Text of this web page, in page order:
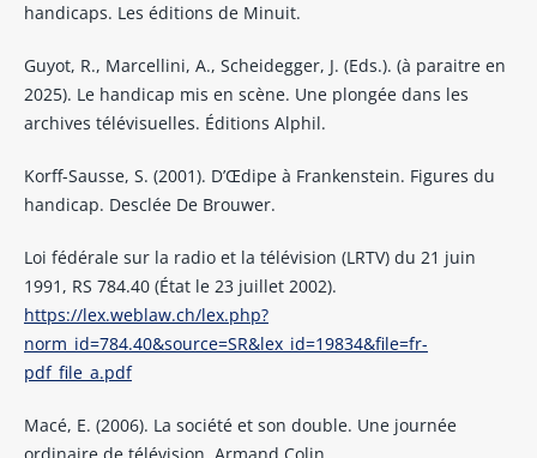
handicaps. Les éditions de Minuit.
Guyot, R., Marcellini, A., Scheidegger, J. (Eds.). (à paraitre en
2025). Le handicap mis en scène. Une plongée dans les
archives télévisuelles. Éditions Alphil.
Korff-Sausse, S. (2001). D’Œdipe à Frankenstein. Figures du
handicap. Desclée De Brouwer.
Loi fédérale sur la radio et la télévision (LRTV) du 21 juin
1991, RS 784.40 (État le 23 juillet 2002).
https://lex.weblaw.ch/lex.php?
norm_id=784.40&source=SR&lex_id=19834&file=fr-
pdf_file_a.pdf
Macé, E. (2006). La société et son double. Une journée